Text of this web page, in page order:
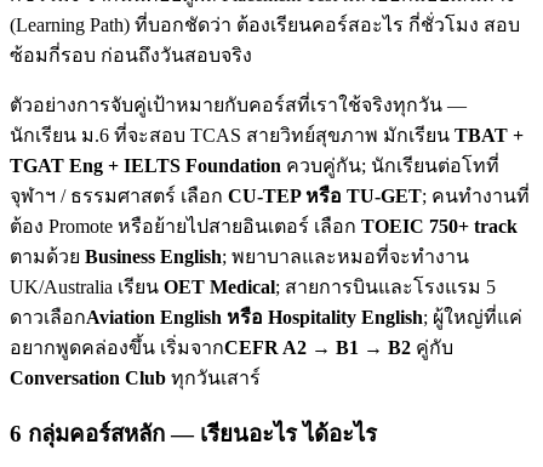
(Learning Path) ที่บอกชัดว่า ต้องเรียนคอร์สอะไร กี่ชั่วโมง สอบ
ซ้อมกี่รอบ ก่อนถึงวันสอบจริง
ตัวอย่างการจับคู่เป้าหมายกับคอร์สที่เราใช้จริงทุกวัน —
นักเรียน ม.6 ที่จะสอบ TCAS สายวิทย์สุขภาพ มักเรียน TBAT +
TGAT Eng + IELTS Foundation ควบคู่กัน; นักเรียนต่อโทที่
จุฬาฯ / ธรรมศาสตร์ เลือก CU-TEP หรือ TU-GET; คนทำงานที่
ต้อง Promote หรือย้ายไปสายอินเตอร์ เลือก TOEIC 750+ track
ตามด้วย Business English; พยาบาลและหมอที่จะทำงาน
UK/Australia เรียน OET Medical; สายการบินและโรงแรม 5
ดาวเลือกAviation English หรือ Hospitality English; ผู้ใหญ่ที่แค่
อยากพูดคล่องขึ้น เริ่มจากCEFR A2 → B1 → B2 คู่กับ
Conversation Club ทุกวันเสาร์
6 กลุ่มคอร์สหลัก — เรียนอะไร ได้อะไร